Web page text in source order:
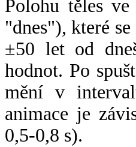
Polohu těles
"dnes"), které
±50 let od
hodnot. Po
mění v
animace je
0,5-0,8 s).